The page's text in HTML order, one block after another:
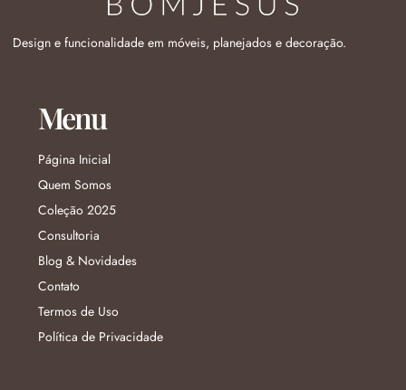
Design e funcionalidade em móveis, planejados e decoração.
Menu
Página Inicial
Quem Somos
Coleção 2025
Consultoria
Blog & Novidades
Contato
Termos de Uso
Política de Privacidade